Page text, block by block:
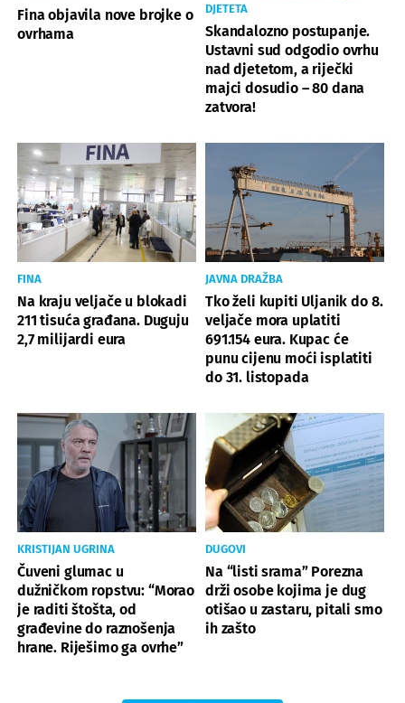
Fina objavila nove brojke o
ovrhama
DJETETA
Skandalozno postupanje.
Ustavni sud odgodio ovrhu
nad djetetom, a riječki
majci dosudio – 80 dana
zatvora!
FINA
Na kraju veljače u blokadi
211 tisuća građana. Duguju
2,7 milijardi eura
JAVNA DRAŽBA
Tko želi kupiti Uljanik do 8.
veljače mora uplatiti
691.154 eura. Kupac će
punu cijenu moći isplatiti
do 31. listopada
KRISTIJAN UGRINA
Čuveni glumac u
dužničkom ropstvu: “Morao
je raditi štošta, od
građevine do raznošenja
hrane. Riješimo ga ovrhe”
DUGOVI
Na “listi srama” Porezna
drži osobe kojima je dug
otišao u zastaru, pitali smo
ih zašto